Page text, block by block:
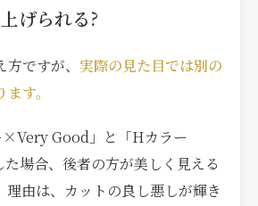
げられる?
ですが、 実際の見た目では別の
す。
×Very Good」と「Hカラー
場合、後者の方が美しく見える
理由は、カットの良し悪しが輝き